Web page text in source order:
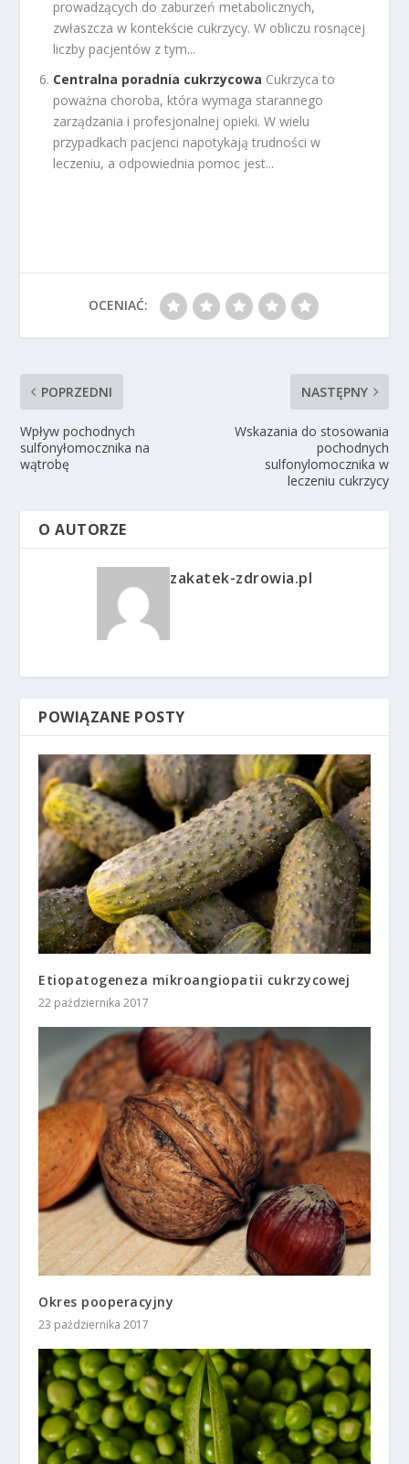
prowadzących do zaburzeń metabolicznych,
zwłaszcza w kontekście cukrzycy. W obliczu rosnącej
liczby pacjentów z tym...
Centralna poradnia cukrzycowa Cukrzyca to
poważna choroba, która wymaga starannego
zarządzania i profesjonalnej opieki. W wielu
przypadkach pacjenci napotykają trudności w
leczeniu, a odpowiednia pomoc jest...
OCENIAĆ:
POPRZEDNI
Wpływ pochodnych
sulfonyłomocznika na
wątrobę
NASTĘPNY
Wskazania do stosowania
pochodnych
sulfonylomocznika w
leczeniu cukrzycy
O AUTORZE
zakatek-zdrowia.pl
POWIĄZANE POSTY
Etiopatogeneza mikroangiopatii cukrzycowej
22 października 2017
Okres pooperacyjny
23 października 2017